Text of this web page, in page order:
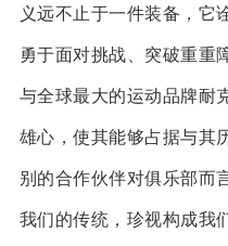
义远不止于一件装备，它
勇于面对挑战、突破重重
与全球最大的运动品牌耐
雄心，使其能够占据与其
别的合作伙伴对俱乐部而
我们的传统，珍视构成我